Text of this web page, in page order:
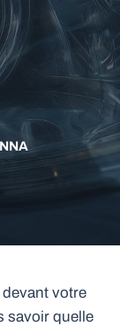
votre
savoir quelle